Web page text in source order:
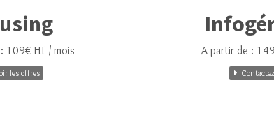
109€ HT / mois
les offres
A partir de :